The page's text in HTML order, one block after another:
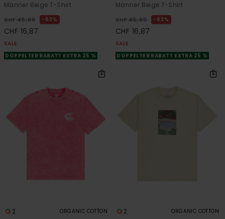
Männer Beige T-Shirt
CHF 45,00 63%
CHF 16,87
SALE
DOPPELTER RABATT EXTRA 25 %
Männer Beige T-Shirt
CHF 45,00 63%
CHF 16,87
SALE
DOPPELTER RABATT EXTRA 25 %
2 ORGANIC COTTON 2 ORGANIC COTTON